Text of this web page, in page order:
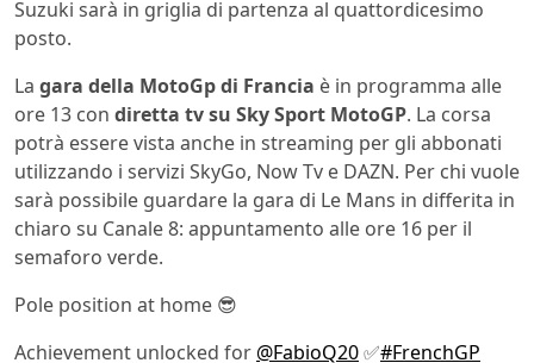
Suzuki sarà in griglia di partenza al quattordicesimo
posto.
La gara della MotoGp di Francia è in programma alle
ore 13 con diretta tv su Sky Sport MotoGP. La corsa
potrà essere vista anche in streaming per gli abbonati
utilizzando i servizi SkyGo, Now Tv e DAZN. Per chi vuole
sarà possibile guardare la gara di Le Mans in differita in
chiaro su Canale 8: appuntamento alle ore 16 per il
semaforo verde.
Pole position at home 😎
Achievement unlocked for @FabioQ20✅#FrenchGP